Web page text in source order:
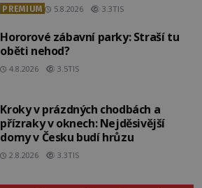
PREMIUM 5.8.2026 3.3TIS
Hororové zábavní parky: Straší tu
oběti nehod?
4.8.2026 3.5TIS
Kroky v prázdných chodbách a
přízraky v oknech: Nejděsivější
domy v Česku budí hrůzu
2.8.2026 3.3TIS